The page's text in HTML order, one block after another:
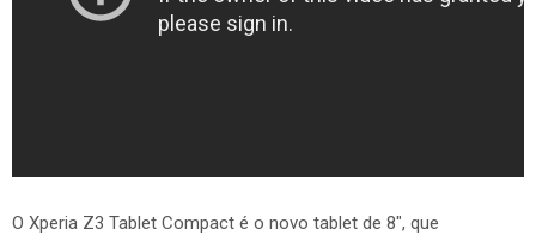
O Xperia Z3 Tablet Compact é o novo tablet de 8", que